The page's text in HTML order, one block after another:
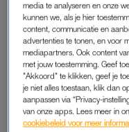
verbinden met je
(lees: met
scrollen op social media
de agenda behoort tot
Terwijl we in Nederland
met vapen, verzinnen
iets nieuws. “Ze
media te analyseren en onze
kunnen we, als je hier
content, communicatie en
advertenties te tonen, en voor
mediapartners. Ook content
met jouw toestemming. Geef
"Akkoord" te klikken, geef je
je niet alles toestaan, klik dan
aanpassen via “Privacy-
van onze apps. Lees meer in
cookiebeleid voor meer